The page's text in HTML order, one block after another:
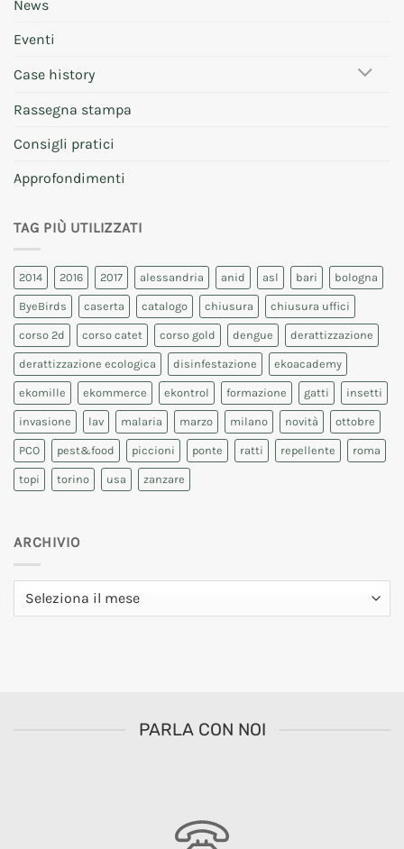
News
Eventi
Case history
Rassegna stampa
Consigli pratici
Approfondimenti
TAG PIÙ UTILIZZATI
2014 2016 2017 alessandria anid asl bari bologna
ByeBirds caserta catalogo chiusura chiusura uffici
corso 2d corso catet corso gold dengue derattizzazione
derattizzazione ecologica disinfestazione ekoacademy
ekomille ekommerce ekontrol formazione gatti insetti
invasione lav malaria marzo milano novità ottobre
PCO pest&food piccioni ponte ratti repellente roma
topi torino usa zanzare
ARCHIVIO
Archivio
PARLA CON NOI